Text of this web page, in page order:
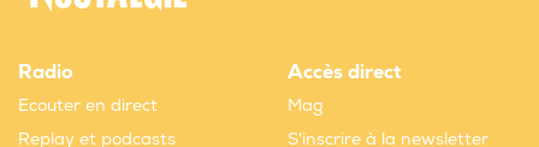
Radio
Ecouter en direct
Replay et podcasts
Accès direct
Mag
S'inscrire à la newsletter